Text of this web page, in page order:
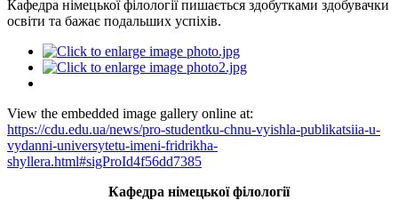
Кафедра німецької філології пишається здобутками здобувачки
освіти та бажає подальших успіхів.
View the embedded image gallery online at:
https://cdu.edu.ua/news/pro-studentku-chnu-vyishla-publikatsiia-u-
vydanni-universytetu-imeni-fridrikha-
shyllera.html#sigProId4f56dd7385
Кафедра німецької філології